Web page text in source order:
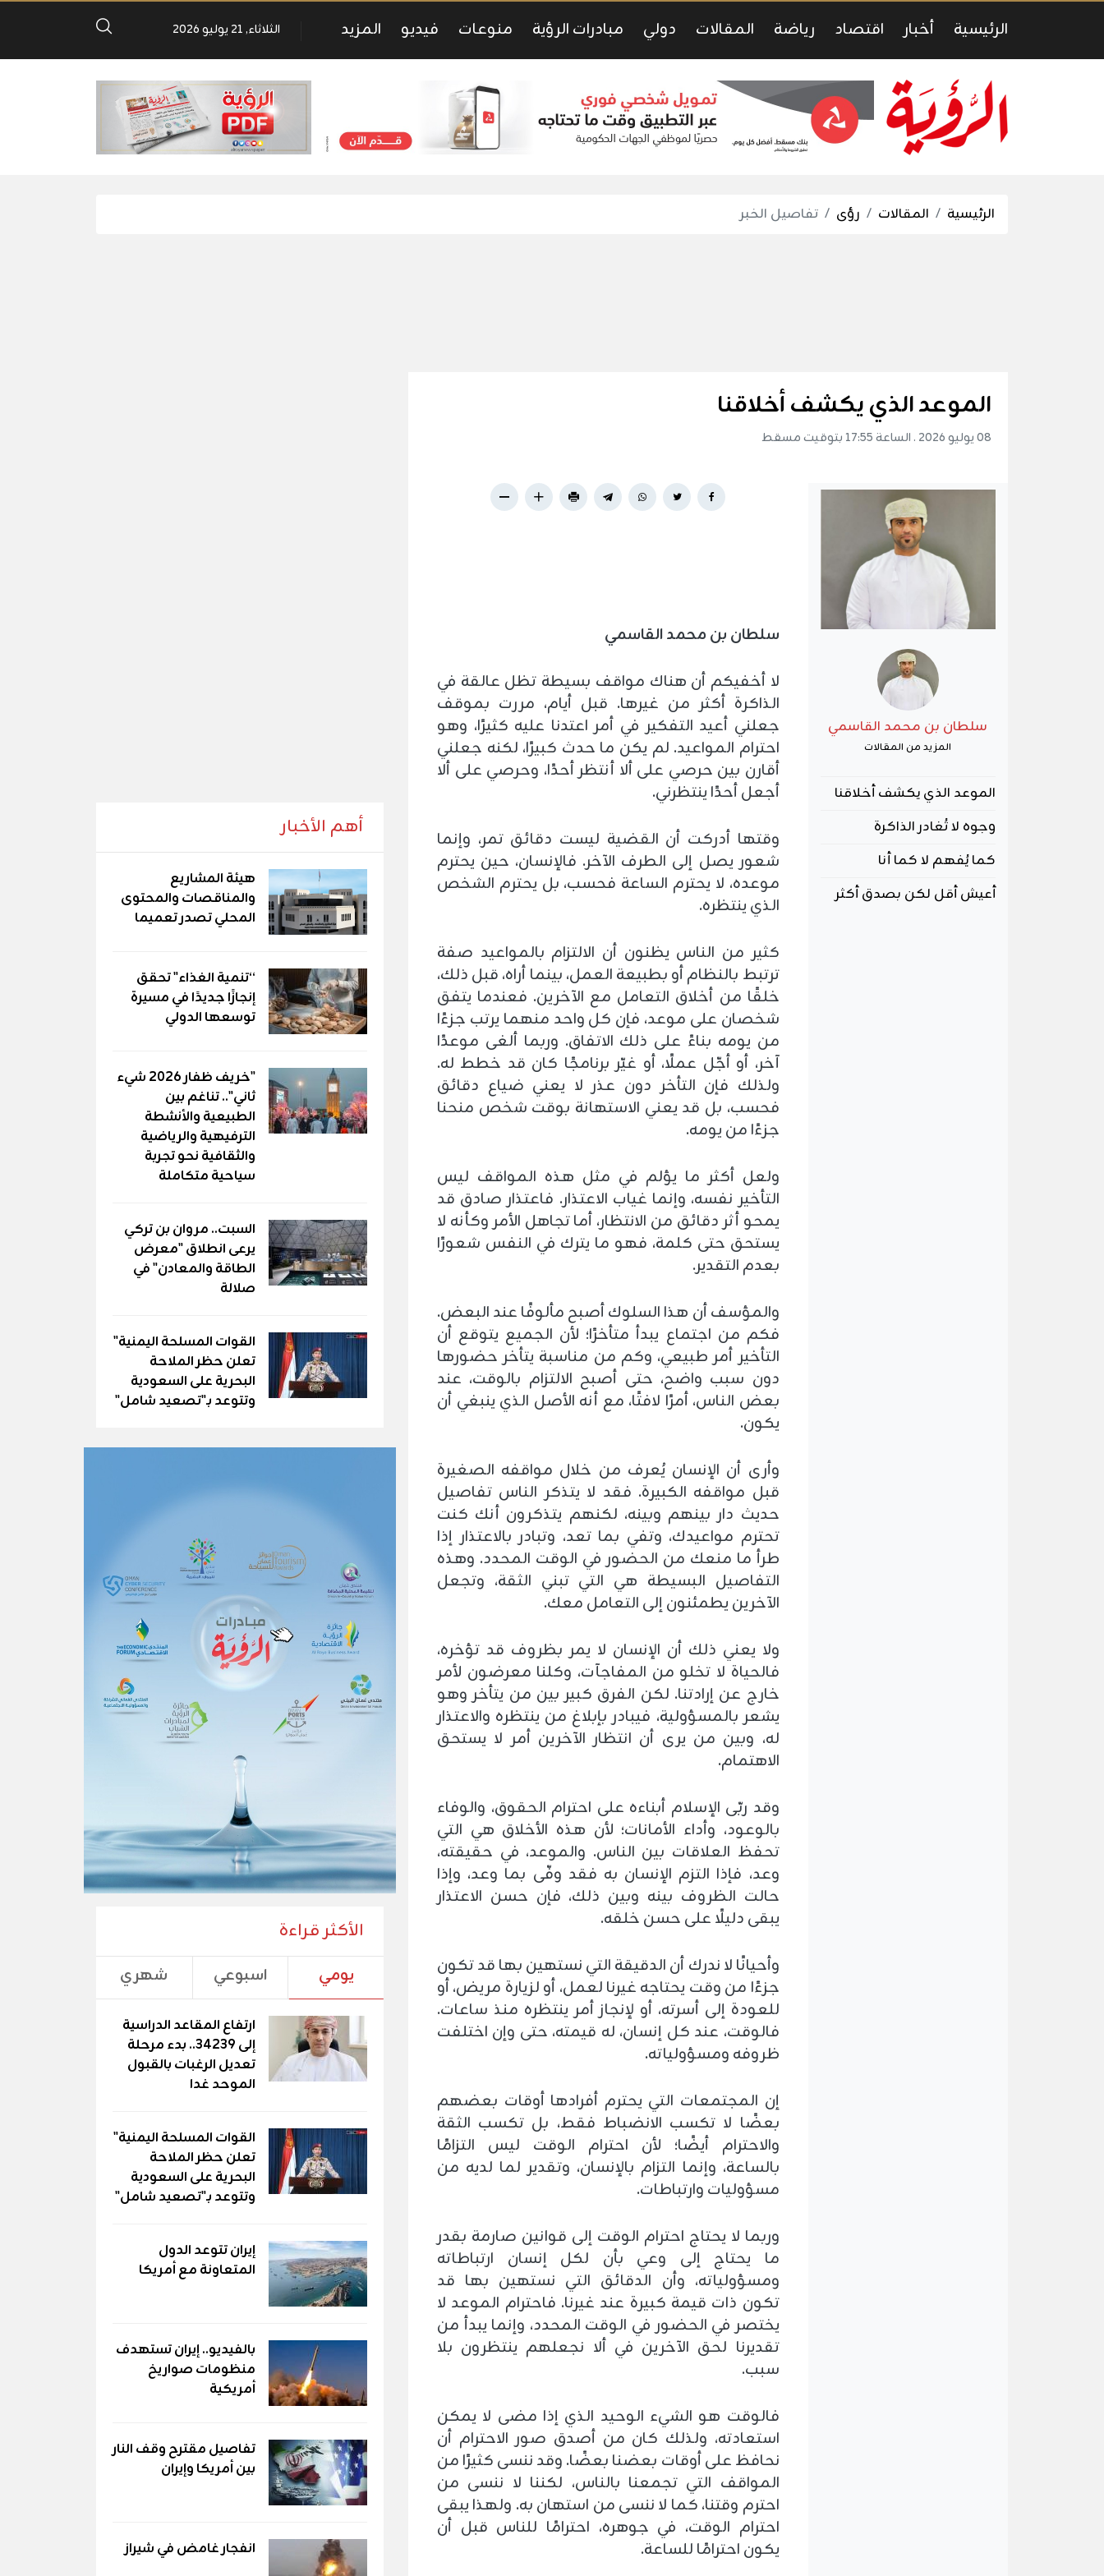
الرئيسية أخبار اقتصاد رياضة المقالات دولي مبادرات الرؤية منوعات فيديو المزيد الثلاثاء, 21 يوليو 2026
الرئيسية المقالات رؤى تفاصيل الخبر
الموعد الذي يكشف أخلاقنا
08 يوليو 2026 . الساعة 17:55 بتوقيت مسقط
سلطان بن محمد القاسمي
المزيد من المقالات
الموعد الذي يكشف أخلاقنا
وجوه لا تُغادر الذاكرة
كما يُفهم لا كما أنا
أعيش أقل لكن بصدق أكثر
سلطان بن محمد القاسمي
لا أخفيكم أن هناك مواقف بسيطة تظل عالقة في
الذاكرة أكثر من غيرها. قبل أيام، مررت بموقف
جعلني أعيد التفكير في أمر اعتدنا عليه كثيرًا، وهو
احترام المواعيد. لم يكن ما حدث كبيرًا، لكنه جعلني
أقارن بين حرصي على ألا أنتظر أحدًا، وحرصي على ألا
أجعل أحدًا ينتظرني.
وقتها أدركت أن القضية ليست دقائق تمر، وإنما
شعور يصل إلى الطرف الآخر. فالإنسان، حين يحترم
موعده، لا يحترم الساعة فحسب، بل يحترم الشخص
الذي ينتظره.
كثير من الناس يظنون أن الالتزام بالمواعيد صفة
ترتبط بالنظام أو بطبيعة العمل، بينما أراه، قبل ذلك،
خلقًا من أخلاق التعامل مع الآخرين. فعندما يتفق
شخصان على موعد، فإن كل واحد منهما يرتب جزءًا
من يومه بناءً على ذلك الاتفاق. وربما ألغى موعدًا
آخر، أو أجّل عملًا، أو غيّر برنامجًا كان قد خطط له.
ولذلك فإن التأخر دون عذر لا يعني ضياع دقائق
فحسب، بل قد يعني الاستهانة بوقت شخص منحنا
جزءًا من يومه.
ولعل أكثر ما يؤلم في مثل هذه المواقف ليس
التأخير نفسه، وإنما غياب الاعتذار. فاعتذار صادق قد
يمحو أثر دقائق من الانتظار، أما تجاهل الأمر وكأنه لا
يستحق حتى كلمة، فهو ما يترك في النفس شعورًا
بعدم التقدير.
والمؤسف أن هذا السلوك أصبح مألوفًا عند البعض.
فكم من اجتماع يبدأ متأخرًا؛ لأن الجميع يتوقع أن
التأخير أمر طبيعي، وكم من مناسبة يتأخر حضورها
دون سبب واضح، حتى أصبح الالتزام بالوقت، عند
بعض الناس، أمرًا لافتًا، مع أنه الأصل الذي ينبغي أن
يكون.
وأرى أن الإنسان يُعرف من خلال مواقفه الصغيرة
قبل مواقفه الكبيرة. فقد لا يتذكر الناس تفاصيل
حديث دار بينهم وبينه، لكنهم يتذكرون أنك كنت
تحترم مواعيدك، وتفي بما تعد، وتبادر بالاعتذار إذا
طرأ ما منعك من الحضور في الوقت المحدد. وهذه
التفاصيل البسيطة هي التي تبني الثقة، وتجعل
الآخرين يطمئنون إلى التعامل معك.
ولا يعني ذلك أن الإنسان لا يمر بظروف قد تؤخره،
فالحياة لا تخلو من المفاجآت، وكلنا معرضون لأمر
خارج عن إرادتنا. لكن الفرق كبير بين من يتأخر وهو
يشعر بالمسؤولية، فيبادر بإبلاغ من ينتظره والاعتذار
له، وبين من يرى أن انتظار الآخرين أمر لا يستحق
الاهتمام.
وقد ربّى الإسلام أبناءه على احترام الحقوق، والوفاء
بالوعود، وأداء الأمانات؛ لأن هذه الأخلاق هي التي
تحفظ العلاقات بين الناس. والموعد، في حقيقته،
وعد، فإذا التزم الإنسان به فقد وفّى بما وعد، وإذا
حالت الظروف بينه وبين ذلك، فإن حسن الاعتذار
يبقى دليلًا على حسن خلقه.
وأحيانًا لا ندرك أن الدقيقة التي نستهين بها قد تكون
جزءًا من وقت يحتاجه غيرنا لعمل، أو لزيارة مريض، أو
للعودة إلى أسرته، أو لإنجاز أمر ينتظره منذ ساعات.
فالوقت، عند كل إنسان، له قيمته، حتى وإن اختلفت
ظروفه ومسؤولياته.
إن المجتمعات التي يحترم أفرادها أوقات بعضهم
بعضًا لا تكسب الانضباط فقط، بل تكسب الثقة
والاحترام أيضًا؛ لأن احترام الوقت ليس التزامًا
بالساعة، وإنما التزام بالإنسان، وتقدير لما لديه من
مسؤوليات وارتباطات.
وربما لا يحتاج احترام الوقت إلى قوانين صارمة بقدر
ما يحتاج إلى وعي بأن لكل إنسان ارتباطاته
ومسؤولياته، وأن الدقائق التي نستهين بها قد
تكون ذات قيمة كبيرة عند غيرنا. فاحترام الموعد لا
يختصر في الحضور في الوقت المحدد، وإنما يبدأ من
تقديرنا لحق الآخرين في ألا نجعلهم ينتظرون بلا
سبب.
فالوقت هو الشيء الوحيد الذي إذا مضى لا يمكن
استعادته، ولذلك كان من أصدق صور الاحترام أن
نحافظ على أوقات بعضنا بعضًا. وقد ننسى كثيرًا من
المواقف التي تجمعنا بالناس، لكننا لا ننسى من
احترم وقتنا، كما لا ننسى من استهان به. ولهذا يبقى
احترام الوقت، في جوهره، احترامًا للناس قبل أن
يكون احترامًا للساعة.
أهم الأخبار
هيئة المشاريع
والمناقصات والمحتوى
المحلي تصدر تعميما
“تنمية الغذاء" تحقق
إنجازًا جديدًا في مسيرة
توسعها الدولي
"خريف ظفار 2026 شيء
ثاني".. تناغم بين
الطبيعية والأنشطة
الترفيهية والرياضية
والثقافية نحو تجربة
سياحية متكاملة
السبت.. مروان بن تركي
يرعى انطلاق "معرض
الطاقة والمعادن" في
صلالة
القوات المسلحة اليمنية"
تعلن حظر الملاحة
البحرية على السعودية
وتتوعد بـ"تصعيد شامل"
الأكثر قراءة
يومي اسبوعي شهري
ارتفاع المقاعد الدراسية
إلى 34239.. بدء مرحلة
تعديل الرغبات بالقبول
الموحد غدا
القوات المسلحة اليمنية"
تعلن حظر الملاحة
البحرية على السعودية
وتتوعد بـ"تصعيد شامل"
إيران تتوعد الدول
المتعاونة مع أمريكا
بالفيديو.. إيران تستهدف
منظومات صواريخ
أمريكية
تفاصيل مقترح وقف النار
بين أمريكا وإيران
انفجار غامض في شيراز